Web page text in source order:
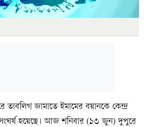
তাবলিগ জামাতে ইমামের বয়ানকে কেন্দ্র
হয়েছে। আজ শনিবার (১৩ জুন) দুপুরে